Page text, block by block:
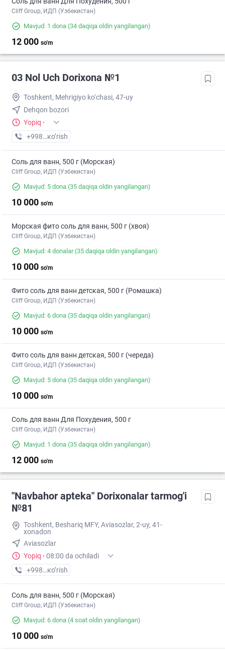
Cliff Group, ИДП (Узбекистан)
Mavjud: 1 dona (34 daqiqa oldin yangilangan)
12 000 so'm
03 Nol Uch Dorixona №1
Toshkent, Mehrigiyo ko‘chasi, 47-uy
Dehqon bozori
Yopiq ·
+998 (71) XXX-XX-XX
кo’rish
Соль для ванн, 500 г (Морская)
Cliff Group, ИДП (Узбекистан)
Mavjud: 5 dona (35 daqiqa oldin yangilangan)
10 000 so'm
Морская фито соль для ванн, 500 г (хвоя)
Cliff Group, ИДП (Узбекистан)
Mavjud: 4 donalar(35 daqiqa oldin yangilangan)
10 000 so'm
Фито соль для ванн детская, 500 г (Ромашка)
Cliff Group, ИДП (Узбекистан)
Mavjud: 6 dona (35 daqiqa oldin yangilangan)
10 000 so'm
Фито соль для ванн детская, 500 г (череда)
Cliff Group, ИДП (Узбекистан)
Mavjud: 5 dona (35 daqiqa oldin yangilangan)
10 000 so'm
Соль для ванн Для Похудения, 500 г
Cliff Group, ИДП (Узбекистан)
Mavjud: 1 dona (35 daqiqa oldin yangilangan)
12 000 so'm
"Navbahor apteka" Dorixonalar tarmog'i
№81
Toshkent, Beshariq MFY, Aviasozlar, 2-uy, 41-
xonadon
Aviasozlar
Yopiq · 08:00 da ochiladi
+998 (94) XXX-XX-XX
кo’rish
Соль для ванн, 500 г (Морская)
Cliff Group, ИДП (Узбекистан)
Mavjud: 6 dona (4 soat oldin yangilangan)
10 000 so'm